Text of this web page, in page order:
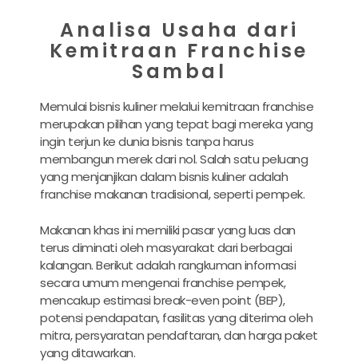
Analisa Usaha dari
Kemitraan Franchise
Sambal
Memulai bisnis kuliner melalui kemitraan franchise
merupakan pilihan yang tepat bagi mereka yang
ingin terjun ke dunia bisnis tanpa harus
membangun merek dari nol. Salah satu peluang
yang menjanjikan dalam bisnis kuliner adalah
franchise makanan tradisional, seperti pempek.
Makanan khas ini memiliki pasar yang luas dan
terus diminati oleh masyarakat dari berbagai
kalangan. Berikut adalah rangkuman informasi
secara umum mengenai franchise pempek,
mencakup estimasi break-even point (BEP),
potensi pendapatan, fasilitas yang diterima oleh
mitra, persyaratan pendaftaran, dan harga paket
yang ditawarkan.